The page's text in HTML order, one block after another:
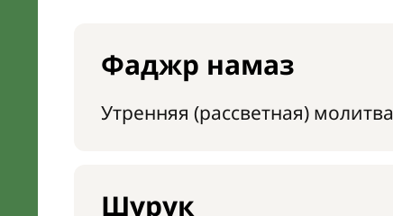
Фаджр намаз
Утренняя (рассветная) молитва
Шурук